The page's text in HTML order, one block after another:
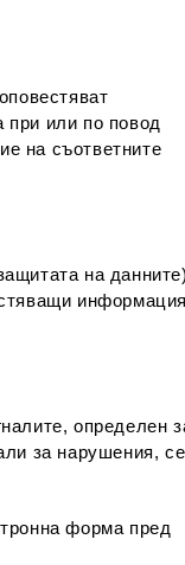
при или по повод
на съответните
на данните)
информация
определен
за нарушения, се
форма пред